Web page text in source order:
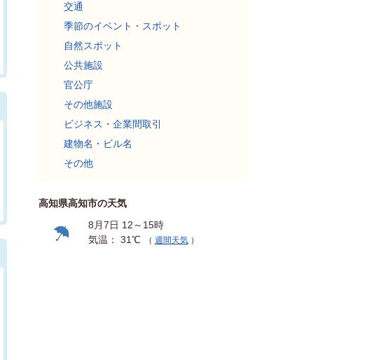
交通
季節のイベント・スポット
自然スポット
公共施設
官公庁
その他施設
ビジネス・企業間取引
建物名・ビル名
その他
高知県高知市の天気
8月7日 12～15時
気温： 31℃
（ 週間天気 ）